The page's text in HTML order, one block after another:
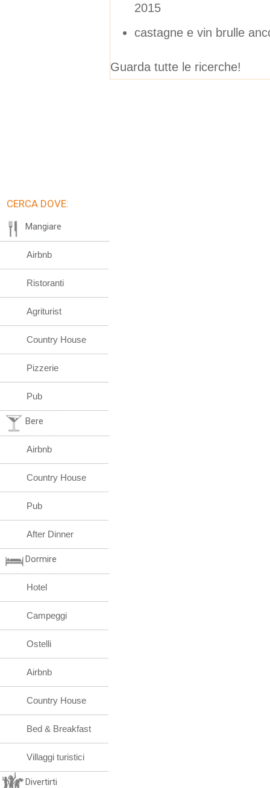
2015
castagne e vin brulle
Guarda tutte le ricerche!
CERCA DOVE:
Mangiare
Airbnb
Ristoranti
Agriturist
Country House
Pizzerie
Pub
Bere
Airbnb
Country House
Pub
After Dinner
Dormire
Hotel
Campeggi
Ostelli
Airbnb
Country House
Bed & Breakfast
Villaggi turistici
Divertirti